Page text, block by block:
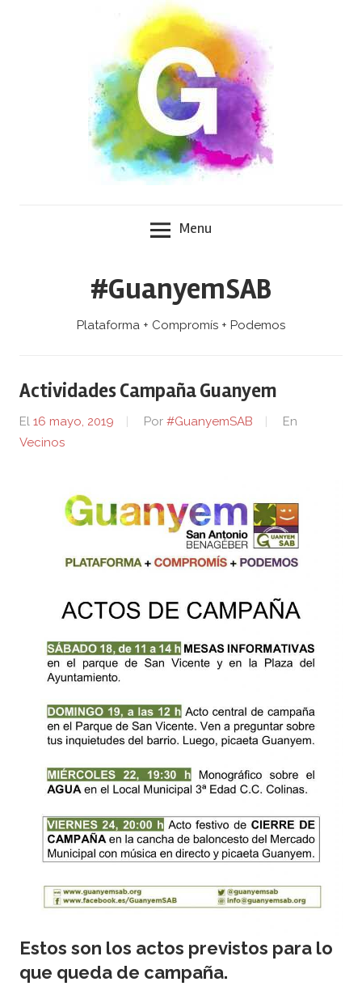
Menu
#GuanyemSAB
Plataforma + Compromís + Podemos
Actividades Campaña Guanyem
El 16 mayo, 2019 Por #GuanyemSAB
En
Vecinos
Estos son los actos previstos para lo
que queda de campaña.